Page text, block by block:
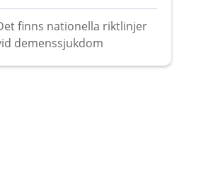
finns nationella riktlinjer
demenssjukdom